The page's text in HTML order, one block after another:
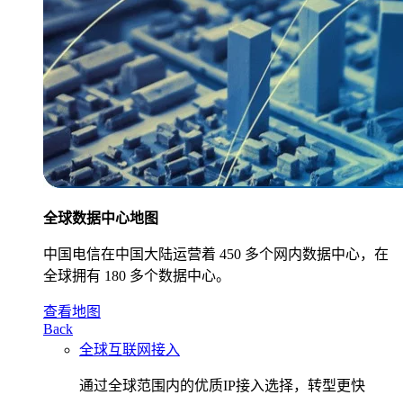
全球数据中心地图
中国电信在中国大陆运营着 450 多个网内数据中心，在
全球拥有 180 多个数据中心。
查看地图
Back
全球互联网接入
通过全球范围内的优质IP接入选择，转型更快